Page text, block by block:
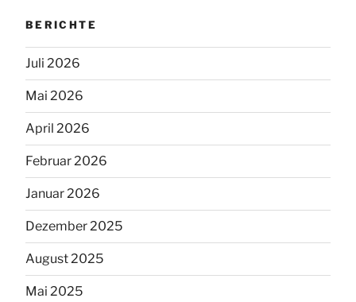
BERICHTE
Juli 2026
Mai 2026
April 2026
Februar 2026
Januar 2026
Dezember 2025
August 2025
Mai 2025